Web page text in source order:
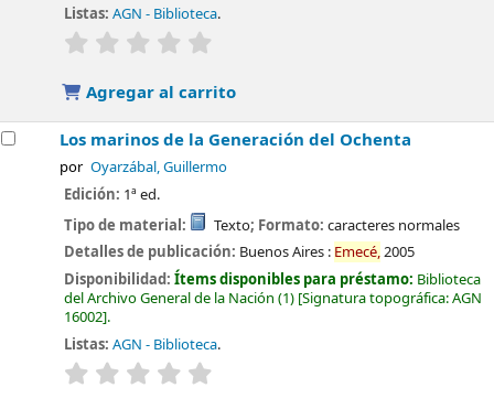
Listas: AGN - Biblioteca.
valoración
Agregar al carrito
Los marinos de la Generación del Ochenta
por Oyarzábal, Guillermo
Edición: 1ª ed.
Tipo de material:
Texto; Formato: caracteres normales
Detalles de publicación: Buenos Aires : Emecé,2005
Disponibilidad:Ítems disponibles para préstamo: Biblioteca
del Archivo General de la Nación (1) Signatura topográfica:AGN
16002 .
Listas: AGN - Biblioteca.
valoración